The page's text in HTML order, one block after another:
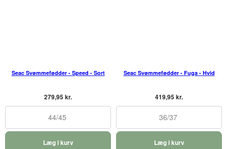
Seac Svømmefødder - Speed - Sort
279,95 kr.
44/45
Læg i kurv
Seac Svømmefødder - Fuga - Hvid
419,95 kr.
36/37
Læg i kurv